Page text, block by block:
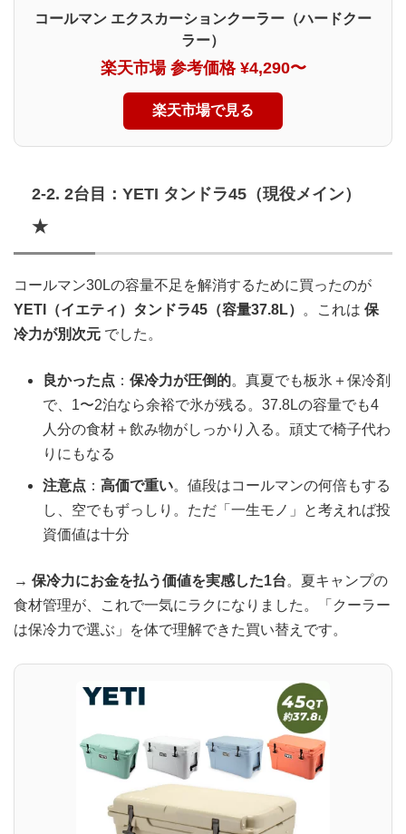
コールマン エクスカーションクーラー（ハードクー
ラー）
楽天市場 参考価格 ¥4,290〜
楽天市場で見る
2-2. 2台目：YETI タンドラ45（現役メイン）
★
コールマン30Lの容量不足を解消するために買ったのが
YETI（イエティ）タンドラ45（容量37.8L）
。これは 保
冷力が別次元 でした。
良かった点 ： 保冷力が圧倒的。真夏でも板氷＋保冷剤
で、1〜2泊なら余裕で氷が残る。37.8Lの容量でも4
人分の食材＋飲み物がしっかり入る。頑丈で椅子代わ
りにもなる
注意点 ： 高価で重い。値段はコールマンの何倍もする
し、空でもずっしり。ただ「一生モノ」と考えれば投
資価値は十分
→ 保冷力にお金を払う価値を実感した1台。夏キャンプの
食材管理が、これで一気にラクになりました。「クーラー
は保冷力で選ぶ」を体で理解できた買い替えです。